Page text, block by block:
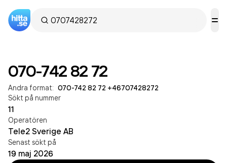
070-742 82 72
Andra format: 070-742 82 72 +46707428272
Sökt på nummer
11
Operatören
Tele2 Sverige AB
Senast sökt på
19 maj 2026